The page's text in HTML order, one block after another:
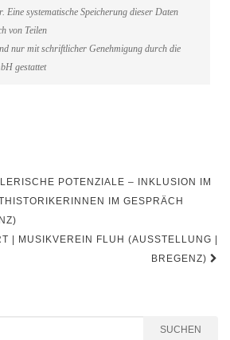
Eine systematische Speicherung dieser Daten
von Teilen
nur mit schriftlicher Genehmigung durch die
gestattet
POTENZIALE – INKLUSION IM
IM GESPRÄCH
| MUSIKVEREIN FLUH (AUSSTELLUNG |
BREGENZ)
SUCHEN